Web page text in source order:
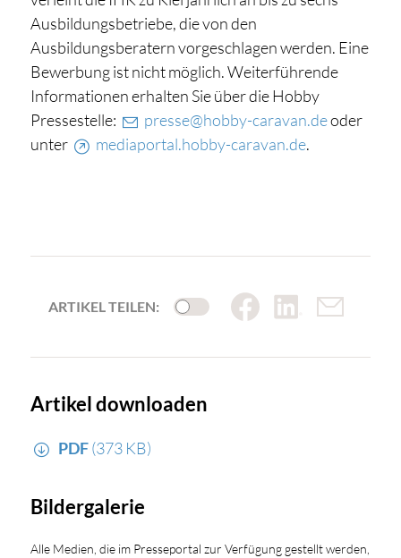
Ausbildungsbetriebe, die von den
Ausbildungsberatern vorgeschlagen werden. Eine
Bewerbung ist nicht möglich. Weiterführende
Informationen erhalten Sie über die Hobby
Pressestelle:
presse@hobby-caravan.deoder
unter
mediaportal.hobby-caravan.de.
ARTIKEL TEILEN:
Artikel downloaden
PDF(373 KB)
Bildergalerie
Alle Medien, die im Presseportal zur Verfügung gestellt werden,